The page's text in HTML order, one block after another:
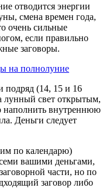
отводится энергии
смена времен года,
очень сильные
если правильно
заговоры.
подряд (14, 15 и 16
лунный свет открытым,
наполнить внутреннюю
Деньги следует
по календарю)
вашими деньгами,
части, но по
заговор либо